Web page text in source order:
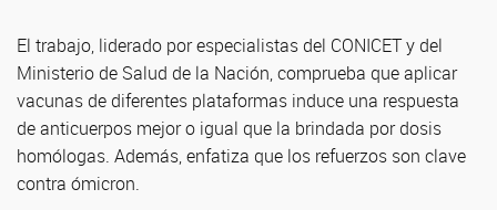
El trabajo, liderado por especialistas del CONICET y del
Ministerio de Salud de la Nación, comprueba que aplicar
vacunas de diferentes plataformas induce una respuesta
de anticuerpos mejor o igual que la brindada por dosis
homólogas. Además, enfatiza que los refuerzos son clave
contra ómicron.